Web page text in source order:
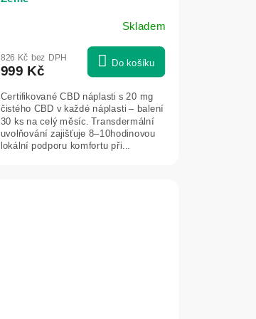
produktu
je
z
5
hvězdiček.
Skladem
826 Kč bez DPH
999 Kč Do košíku
Certifikované CBD náplasti s 20 mg
čistého CBD v každé náplasti – balení
30 ks na celý měsíc. Transdermální
uvolňování zajišťuje 8–10hodinovou
lokální podporu komfortu při...